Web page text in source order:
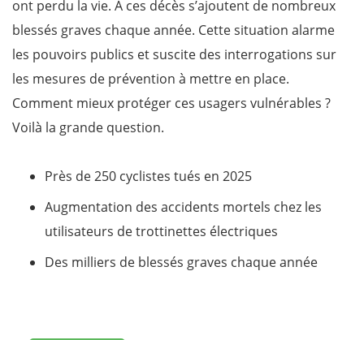
ont perdu la vie. À ces décès s’ajoutent de nombreux
blessés graves chaque année. Cette situation alarme
les pouvoirs publics et suscite des interrogations sur
les mesures de prévention à mettre en place.
Comment mieux protéger ces usagers vulnérables ?
Voilà la grande question.
Près de 250 cyclistes tués en 2025
Augmentation des accidents mortels chez les
utilisateurs de trottinettes électriques
Des milliers de blessés graves chaque année